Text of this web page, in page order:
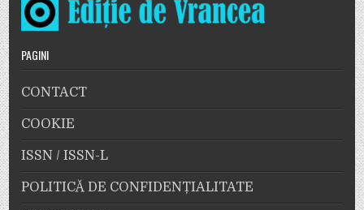
PAGINI
CONTACT
COOKIE
ISSN / ISSN-L
POLITICĂ DE CONFIDENȚIALITATE